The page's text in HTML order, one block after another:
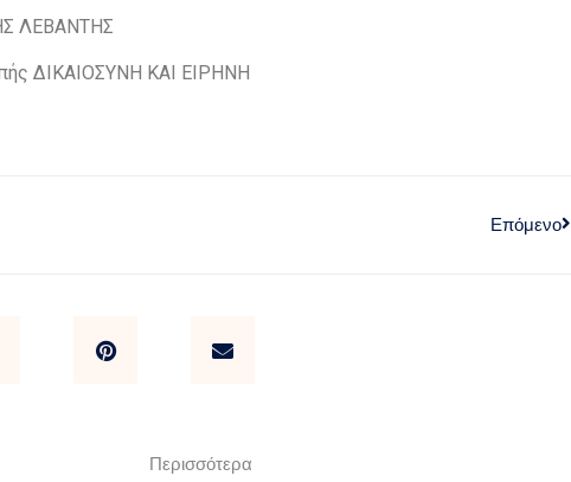
ΔΙΚΑΙΟΣΥΝΗ ΚΑΙ ΕΙΡΗΝΗ
Επόμενο
Περισσότερα